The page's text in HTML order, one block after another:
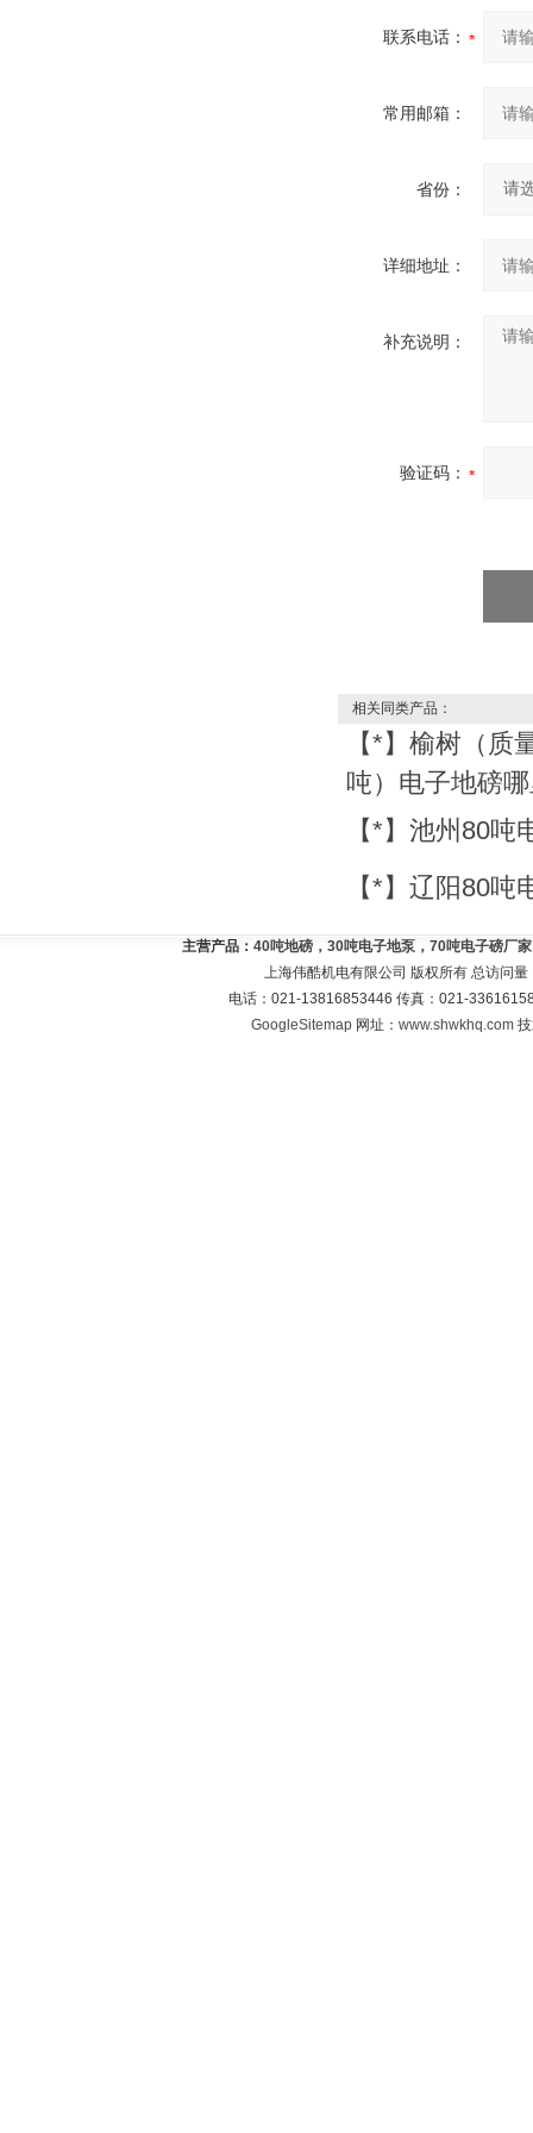
联系电话：
常用邮箱：
省份：
详细地址：
补充说明：
验证码：
相关同类产品：
【*】榆树（质
吨）电子地磅
【*】池州80
【*】辽阳80
主营产品： 40吨地磅，30吨电子地泵，70吨电子磅厂
上海伟酷机电有限公司 版权所有 总访问量
电话：021-13816853446 传真：021-
GoogleSitemap 网址：www.shwkhq.com